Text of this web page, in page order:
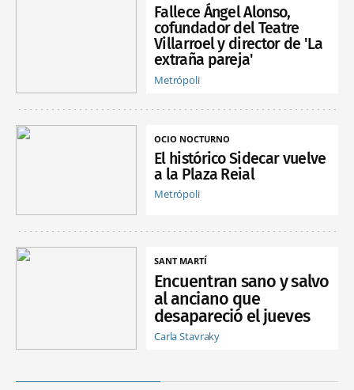
Fallece Ángel Alonso,
cofundador del Teatre
Villarroel y director de 'La
extraña pareja'
Metrópoli
OCIO NOCTURNO
El histórico Sidecar vuelve
a la Plaza Reial
Metrópoli
SANT MARTÍ
Encuentran sano y salvo
al anciano que
desapareció el jueves
Carla Stavraky